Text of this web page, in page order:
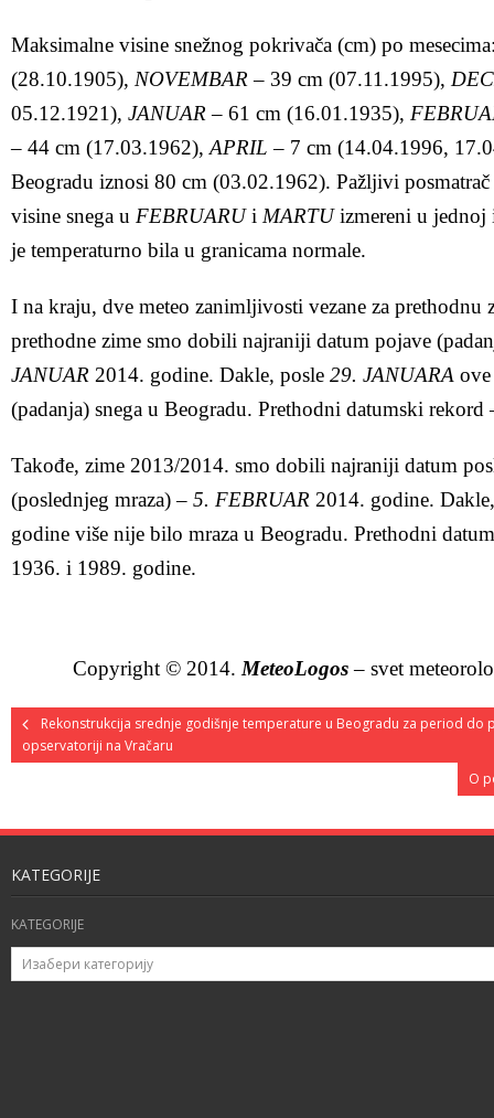
Maksimalne visine snežnog pokrivača (cm) po
(28.10.1905), NOVEMBAR– 39 cm (07.11.1995),
05.12.1921), JANUAR– 61 cm (16.01.1935),
– 44 cm (17.03.1962),APRIL – 7 cm (14.04.1996,
Beogradu iznosi 80 cm (03.02.1962). Pažljivi
visine snega u FEBRUARUi MARTUizmereni u jednoj
je temperaturno bila u granicama normale.
I na kraju, dve meteo zanimljivosti vezane za
prethodne zime smo dobili najraniji datum pojave
JANUAR 2014. godine. Dakle, posle 29. JANUARA
(padanja) snega u Beogradu. Prethodni datumski rekord
Takođe, zime 2013/2014. smo dobili najraniji datum
(poslednjeg mraza) – 5. FEBRUAR 2014. godine.
godine više nije bilo mraza u Beogradu. Prethodni
1936. i 1989. godine.
Copyright © 2014.MeteoLogos– svet
Rekonstrukcija srednje godišnje temperature u Beogradu za period do
opservatoriji na Vračaru
O
KATEGORIJE
KATEGORIJE